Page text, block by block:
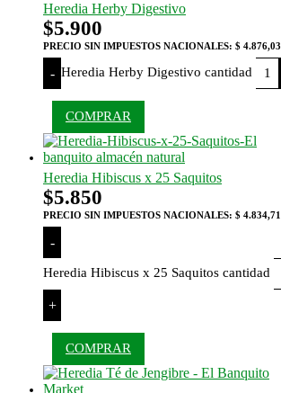
Heredia Herby Digestivo
$5.900
PRECIO SIN IMPUESTOS NACIONALES: $ 4.876,03
- Heredia Herby Digestivo cantidad
COMPRAR
Heredia Hibiscus x 25 Saquitos
$5.850
PRECIO SIN IMPUESTOS NACIONALES: $ 4.834,71
-
Heredia Hibiscus x 25 Saquitos cantidad
+
COMPRAR